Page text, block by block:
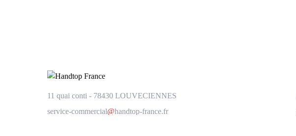
11 quai conti - 78430 LOUVECIENNES
service-commercial@handtop-france.fr